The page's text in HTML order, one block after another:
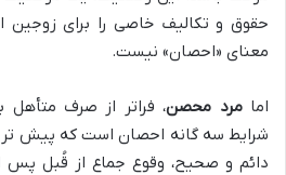
حقوق و تکالیف خاصی را برای زوجین
معنای «احصان» نیست.
امامرد محصن، فراتر از صرف متأهل
شرایط سه گانه احصان است که پیش تر
دائم و صحیح، وقوع جماع از قُبل پس